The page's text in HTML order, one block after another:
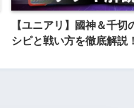
【ユニアリ】國神＆千切
シピと戦い方を徹底解説